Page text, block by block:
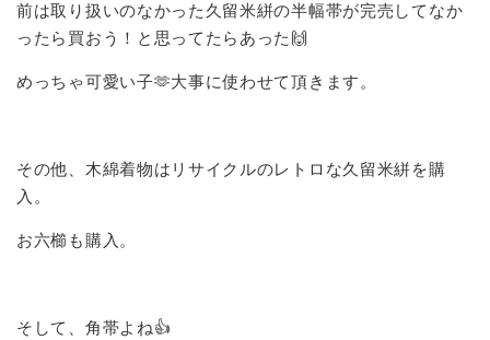
前は取り扱いのなかった久留米絣の半幅帯が完売してなか
ったら買おう！と思ってたらあった🙌
めっちゃ可愛い子🫶大事に使わせて頂きます。
その他、木綿着物はリサイクルのレトロな久留米絣を購
入。
お六櫛も購入。
そして、角帯よね👍